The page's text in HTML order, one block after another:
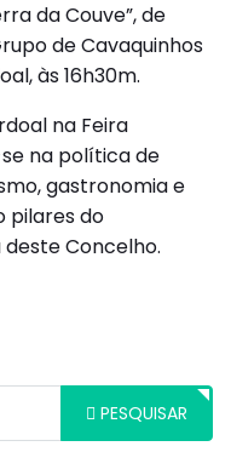
PESQUISAR
da Couve”, de
de Cavaquinhos
às 16h30m.
na Feira
na política de
gastronomia e
pilares do
Concelho.